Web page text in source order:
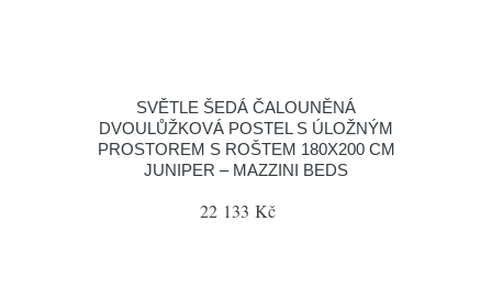
SVĚTLE ŠEDÁ ČALOUNĚNÁ
DVOULŮŽKOVÁ POSTEL S ÚLOŽNÝM
PROSTOREM S ROŠTEM 180X200 CM
JUNIPER – MAZZINI BEDS
22 133 Kč